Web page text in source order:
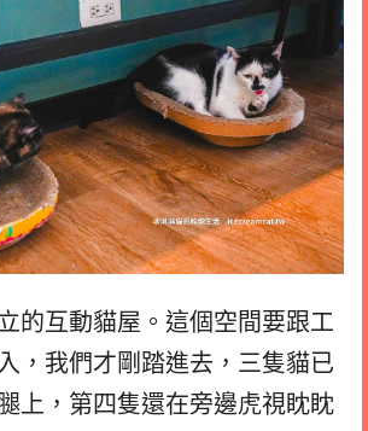
的互動貓屋。這個空間要跟工
，我們才剛踏進去，三隻貓已
上，第四隻還在旁邊虎視眈眈